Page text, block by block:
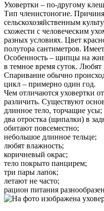
Уховертки – по-другому
Тип членистоногие.
сельскохозяйственным
схожести с человеческим
разных условиях. Цвет
полутора сантиметров.
Особенность – щипцы на
в темное время суток.
Спаривание обычно
цикл – примерно один год.
Чем отличаются уховертки
различить. Существуют
длинное тело, торчащие усы;
два отростка (щипалки) в
обитают повсеместно;
небольшое длинное тельце;
любят влажность;
коричневый окрас;
тело покрыто панцирем;
три пары лапок;
летают не часто;
рацион питания